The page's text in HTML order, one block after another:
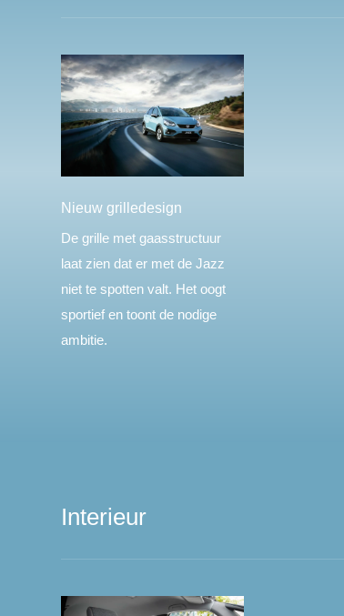
Nieuw grilledesign
De grille met gaasstructuur
laat zien dat er met de Jazz
niet te spotten valt. Het oogt
sportief en toont de nodige
ambitie.
Interieur